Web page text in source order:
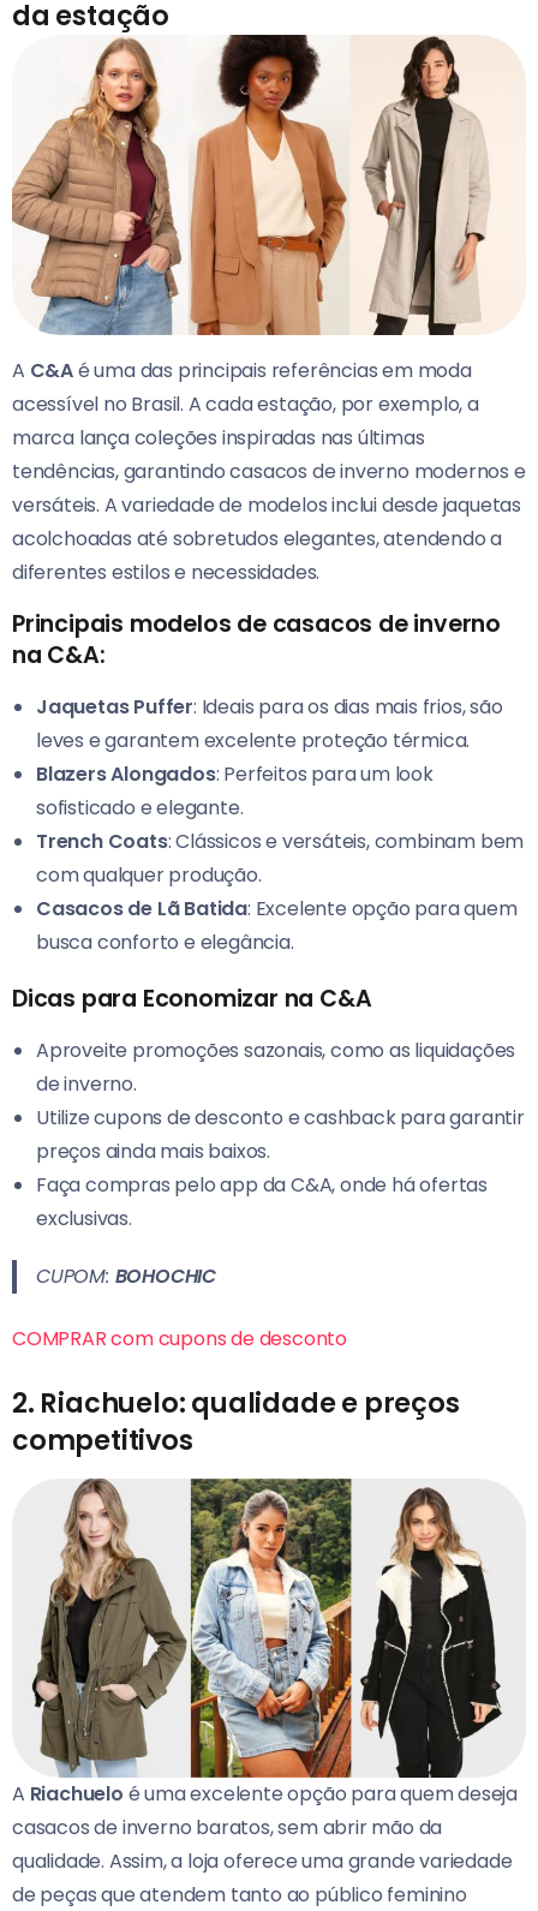
da estação
A C&Aé uma das principais referências em moda
acessível no Brasil. A cada estação, por exemplo, a
marca lança coleções inspiradas nas últimas
tendências, garantindo casacos de inverno modernos e
versáteis. A variedade de modelos inclui desde jaquetas
acolchoadas até sobretudos elegantes, atendendo a
diferentes estilos e necessidades.
Principais modelos de casacos de inverno
na C&A:
Jaquetas Puffer: Ideais para os dias mais frios, são
leves e garantem excelente proteção térmica.
Blazers Alongados: Perfeitos para um look
sofisticado e elegante.
Trench Coats: Clássicos e versáteis, combinam bem
com qualquer produção.
Casacos de Lã Batida: Excelente opção para quem
busca conforto e elegância.
Dicas para Economizar na C&A
Aproveite promoções sazonais, como as liquidações
de inverno.
Utilize cupons de desconto e cashback para garantir
preços ainda mais baixos.
Faça compras pelo app da C&A, onde há ofertas
exclusivas.
CUPOM: BOHOCHIC
COMPRAR com cupons de desconto
2. Riachuelo: qualidade e preços
competitivos
A Riachuelo é uma excelente opção para quem deseja
casacos de inverno baratos, sem abrir mão da
qualidade. Assim, a loja oferece uma grande variedade
de peças que atendem tanto ao público feminino